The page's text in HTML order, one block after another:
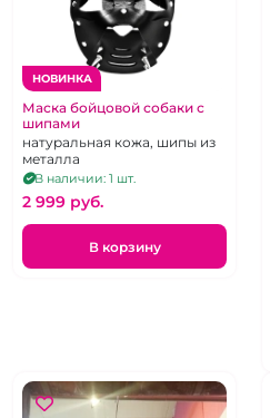
НОВИНКА
Маска бойцовой собаки с
шипами
натуральная кожа, шипы из
металла
В наличии: 1 шт.
2 999 pуб.
В корзину